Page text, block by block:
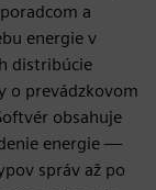
a
energie v
distribúcie
o prevádzkovom
obsahuje
energie —
správ až po